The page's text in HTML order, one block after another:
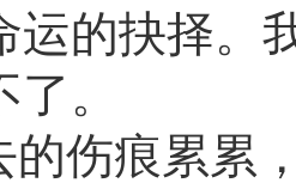
运的抉择。
。
的伤痕累累